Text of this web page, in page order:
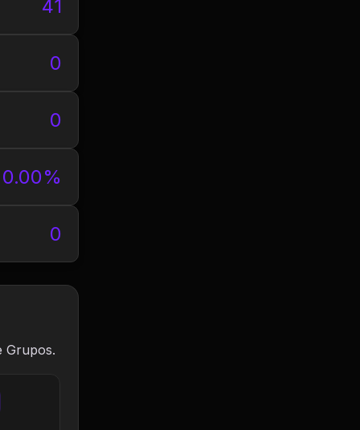
41
0
0
0.00%
0
Grupos.